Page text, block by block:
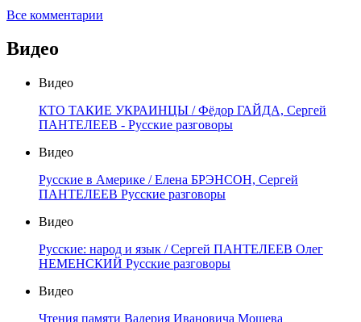
Все комментарии
Видео
Видео
КТО ТАКИЕ УКРАИНЦЫ / Фёдор ГАЙДА, Сергей
ПАНТЕЛЕЕВ - Русские разговоры
Видео
Русские в Америке / Елена БРЭНСОН, Сергей
ПАНТЕЛЕЕВ Русские разговоры
Видео
Русские: народ и язык / Сергей ПАНТЕЛЕЕВ Олег
НЕМЕНСКИЙ Русские разговоры
Видео
Чтения памяти Валерия Ивановича Мошева